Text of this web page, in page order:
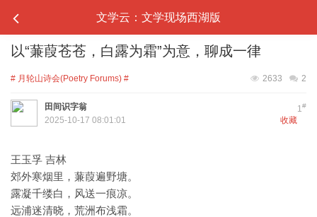
文学云：文学现场西湖版
以“蒹葭苍苍，白露为霜”为意，聊成一律
# 月轮山诗会(Poetry Forums) # 2
2633
1#
田间识字翁
收藏
2025-10-17 08:01:01
​王玉孚 吉林
​郊外寒烟里，蒹葭遍野塘。
​露凝千缕白，风送一痕凉。
​远浦迷清晓，荒洲布浅霜。